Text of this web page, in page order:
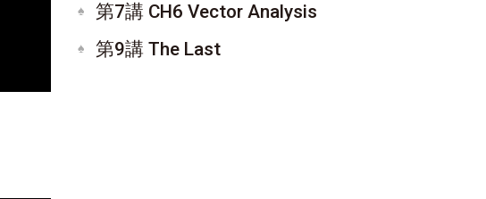
第7講 CH6 Vector Analysis
第9講 The Last